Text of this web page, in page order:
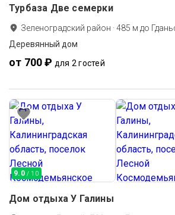
Турбаза Две семерки
Зеленоградский район ·485 м до
Деревянный дом
от 700 ₽ для 2 гостей
9.0 / 10
Дом отдыха У Галины